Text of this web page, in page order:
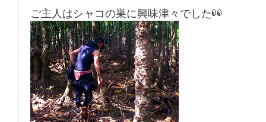
ご主人はシャコの巣に興味津々でした